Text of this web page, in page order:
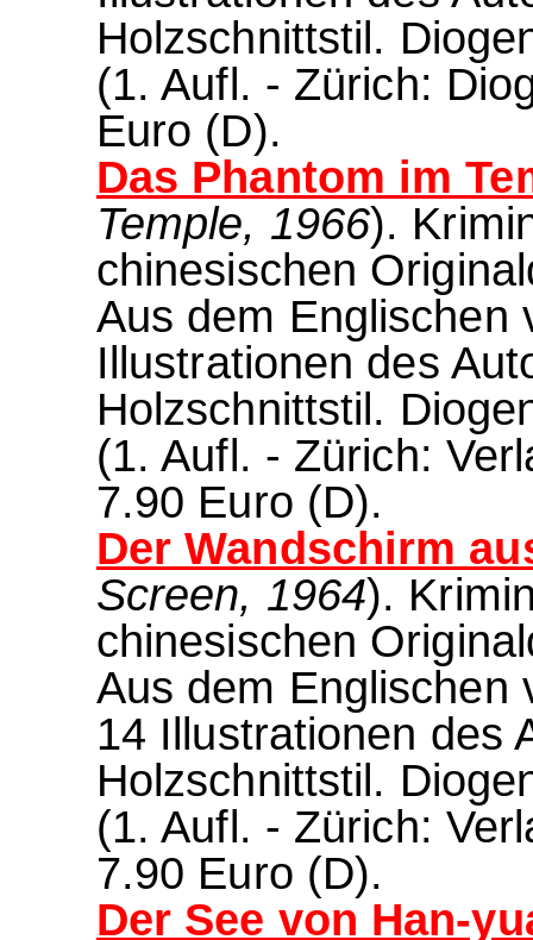
Holzschnittstil.
(1. Aufl. - Zürich:
Euro (D).
Das Phantom im
Temple, 1966).
chinesischen
Aus dem Englischen
Illustrationen des
Holzschnittstil.
(1. Aufl. - Zürich:
7.90 Euro (D).
Der Wandschirm
Screen, 1964).
chinesischen
Aus dem Englischen
14 Illustrationen des
Holzschnittstil.
(1. Aufl. - Zürich:
7.90 Euro (D).
Der See von Han-